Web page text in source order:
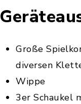
Große
diversen
Wippe
3er Schaukel